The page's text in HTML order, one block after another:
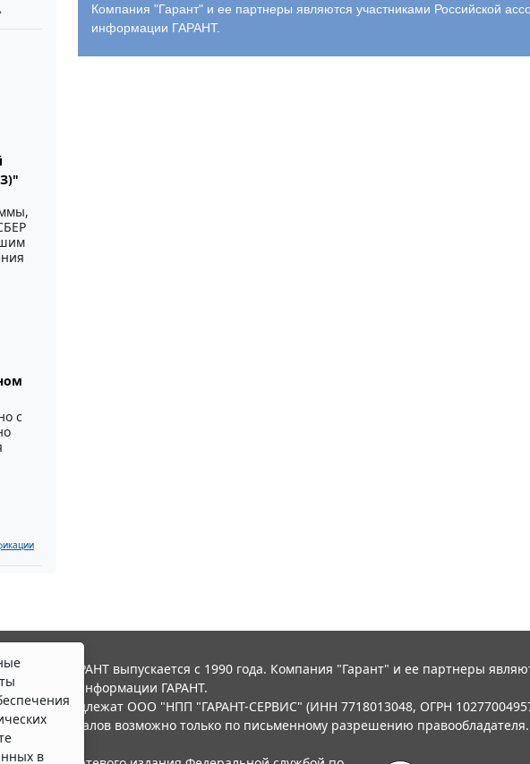
с
Компания "Гарант" и ее партнеры являются участниками Российской
информации ГАРАНТ.
в
ГАРАНТ выпускается с 1990 года. Компания "Гарант" и ее партнеры
правовой информации ГАРАНТ.
принадлежат ООО "НПП "ГАРАНТ-СЕРВИС" (ИНН 7718013048, ОГРН
материалов возможно только по письменному разрешению правообладателя.